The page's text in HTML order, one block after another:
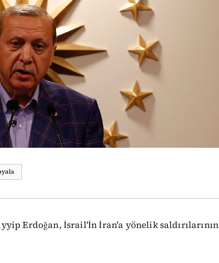
Erdoğan, İsrail'İn İran'a yönelik saldırılarının